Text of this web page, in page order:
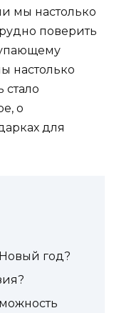
мы настолько
поверить
настолько
стало
о
для
год?